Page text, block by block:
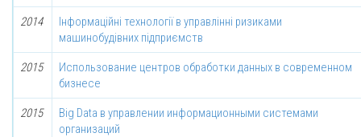
2014
Інформаційні технології в управлінні ризиками
машинобудівних підприємств
2015
Использование центров обработки данных в современном
бизнесе
2015
Big Data в управлении информационными системами
организаций